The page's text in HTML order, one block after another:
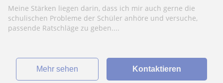
Meine Stärken liegen darin, dass ich mir auch gerne die
schulischen Probleme der Schüler anhöre und versuche,
passende Ratschläge zu geben....
Mehr sehen Kontaktieren